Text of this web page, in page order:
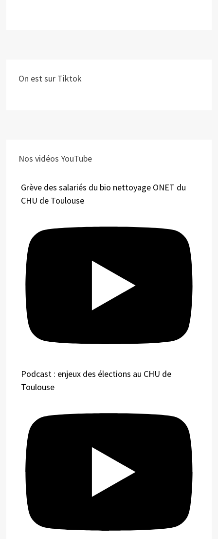
On est sur Tiktok
Nos vidéos YouTube
Grève des salariés du bio nettoyage ONET du
CHU de Toulouse
Podcast : enjeux des élections au CHU de
Toulouse